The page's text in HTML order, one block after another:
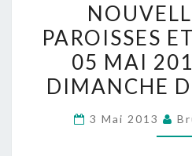
ET
:
PAROISSES
05 MAI
DIMANCHE
3 Mai 2013